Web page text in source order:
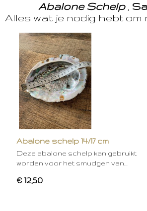
Abalone Schelp,
Alles wat je nodig hebt om
Abalone schelp 14/17 cm
Deze abalone schelp kan gebruikt
worden voor het smudgen van…
€ 12,50